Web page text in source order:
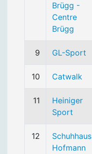
Brügg -
Centre
Brügg
9 GL-Sport
10 Catwalk
11
Heiniger
Sport
12
Schuhhaus
Hofmann